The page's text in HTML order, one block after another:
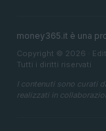
money365.it è una
Copyright © 2026 ·
Tutti i diritti riservati
I contenuti sono curati
realizzati in